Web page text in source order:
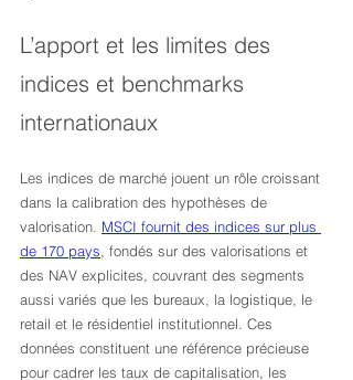
L’apport et les limites des
indices et benchmarks
internationaux
Les indices de marché jouent un rôle croissant
dans la calibration des hypothèses de
valorisation. MSCI fournit des indices sur plus
de 170 pays , fondés sur des valorisations et
des NAV explicites, couvrant des segments
aussi variés que les bureaux, la logistique, le
retail et le résidentiel institutionnel. Ces
données constituent une référence précieuse
pour cadrer les taux de capitalisation, les